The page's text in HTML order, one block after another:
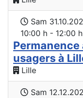
Sam
10:00 h - 12:00 h
Permanence
usagers à
Lille
Sam